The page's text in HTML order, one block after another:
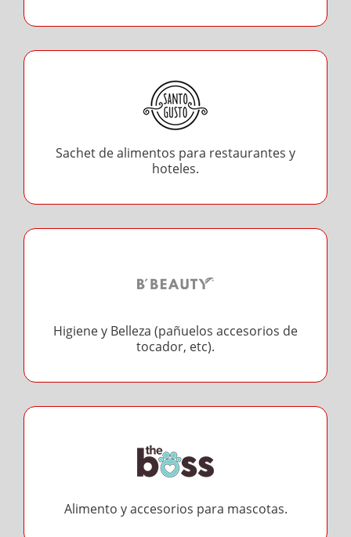
Sachet de alimentos para restaurantes y
hoteles.
Higiene y Belleza (pañuelos accesorios de
tocador, etc).
Alimento y accesorios para mascotas.